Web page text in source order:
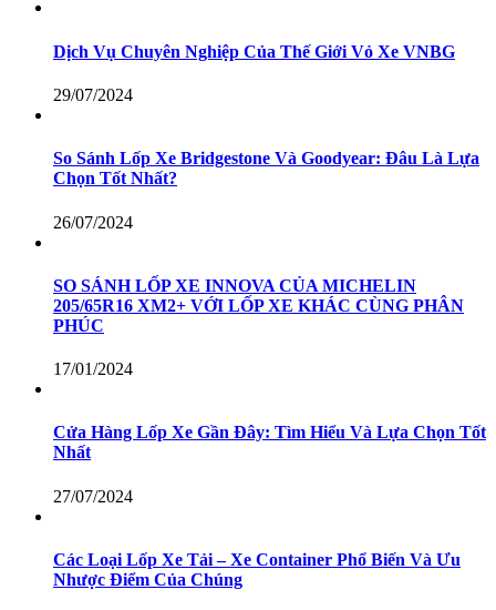
Dịch Vụ Chuyên Nghiệp Của Thế Giới Vỏ Xe VNBG
29/07/2024
So Sánh Lốp Xe Bridgestone Và Goodyear: Đâu Là Lựa
Chọn Tốt Nhất?
26/07/2024
SO SÁNH LỐP XE INNOVA CỦA MICHELIN
205/65R16 XM2+ VỚI LỐP XE KHÁC CÙNG PHÂN
PHÚC
17/01/2024
Cửa Hàng Lốp Xe Gần Đây: Tìm Hiểu Và Lựa Chọn Tốt
Nhất
27/07/2024
Các Loại Lốp Xe Tải – Xe Container Phổ Biến Và Ưu
Nhược Điểm Của Chúng